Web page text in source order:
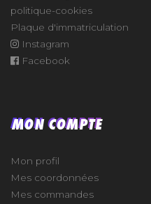
politique-cookies
Plaque d'immatriculation
Instagram
Facebook
MON COMPTE
Mon profil
Mes coordonnées
Mes commandes